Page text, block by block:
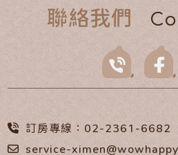
聯絡我們
訂房專線：02-2361-6682
service-